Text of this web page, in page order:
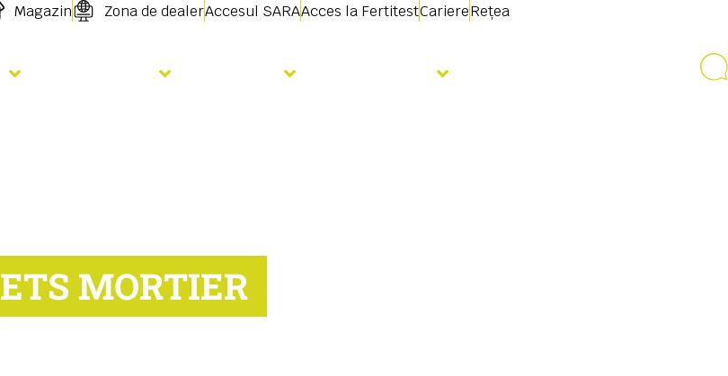
Magazin Zona de dealerAccesul SARAAcces la FertitestCariereRețea
ETS MORTIER